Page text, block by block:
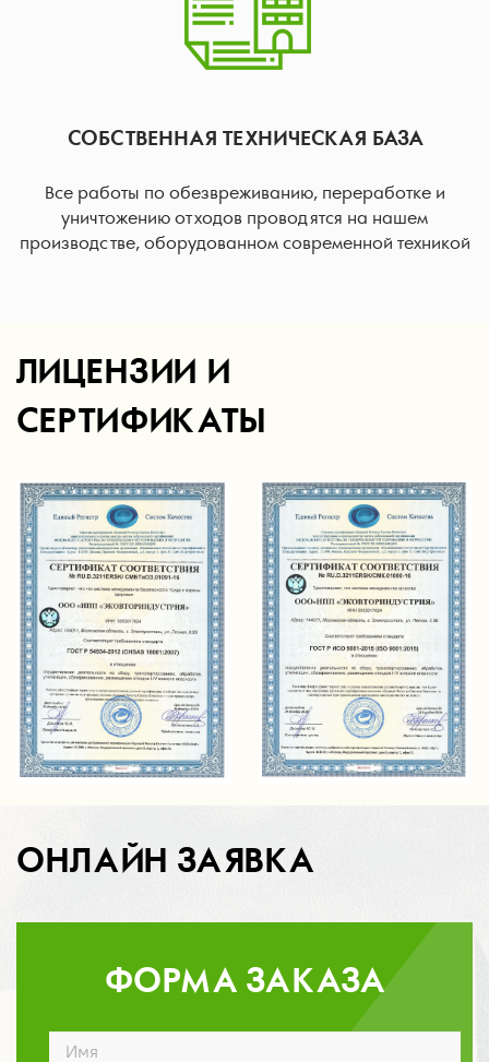
СОБСТВЕННАЯ ТЕХНИЧЕСКАЯ БАЗА
Все работы по обезвреживанию, переработке и
уничтожению отходов проводятся на нашем
производстве, оборудованном современной техникой
ЛИЦЕНЗИИ И
СЕРТИФИКАТЫ
ОНЛАЙН ЗАЯВКА
ФОРМА ЗАКАЗА